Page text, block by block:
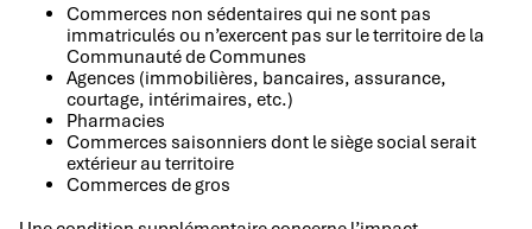
Commerces non sédentaires qui ne sont pas
immatriculés ou n’exercent pas sur le territoire de la
Communauté de Communes
Agences (immobilières, bancaires, assurance,
courtage, intérimaires, etc.)
Pharmacies
Commerces saisonniers dont le siège social serait
extérieur au territoire
Commerces de gros